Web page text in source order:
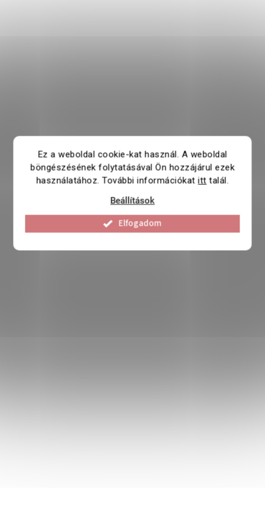
Ez a weboldal cookie-kat használ. A weboldal
böngészésének folytatásával Ön hozzájárul ezek
használatához. További információkatitt talál.
Beállítások
Elfogadom